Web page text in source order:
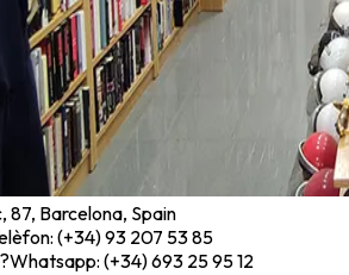
87, Barcelona, Spain
(+34) 93 207 53 85
Whatsapp: (+34) 693 25 95 12